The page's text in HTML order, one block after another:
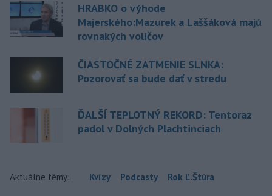
HRABKO o výhode
Majerského:Mazurek a Laššáková majú
rovnakých voličov
ČIASTOČNÉ ZATMENIE SLNKA:
Pozorovať sa bude dať v stredu
ĎALŠÍ TEPLOTNÝ REKORD: Tentoraz
padol v Dolných Plachtinciach
Aktuálne témy: Kvízy Podcasty Rok Ľ.Štúra